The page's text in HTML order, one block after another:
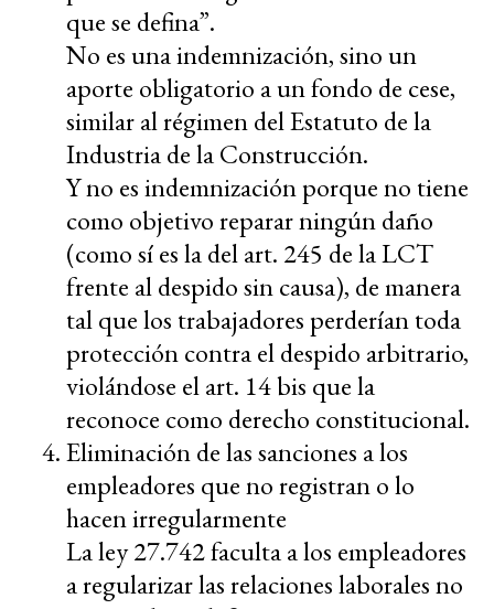
que se defina”.
No es una indemnización, sino un
aporte obligatorio a un fondo de cese,
similar al régimen del Estatuto de la
Industria de la Construcción.
Y no es indemnización porque no tiene
como objetivo reparar ningún daño
(como sí es la del art. 245 de la LCT
frente al despido sin causa), de manera
tal que los trabajadores perderían toda
protección contra el despido arbitrario,
violándose el art. 14 bis que la
reconoce como derecho constitucional.
Eliminación de las sanciones a los
empleadores que no registran o lo
hacen irregularmente
La ley 27.742 faculta a los empleadores
a regularizar las relaciones laborales no